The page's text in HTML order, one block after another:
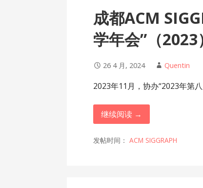
成都ACM
学年会”（2023
26 4 月, 2024 Quentin
2023年11月，协办“2023年第
继续阅读 →
发帖时间：ACM SIGGRAPH